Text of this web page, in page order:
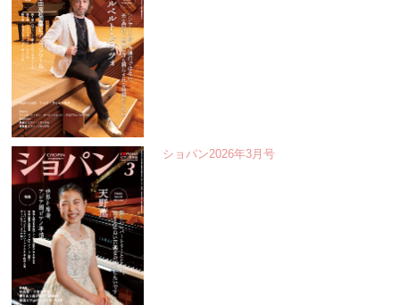
ショパン2026年3月号